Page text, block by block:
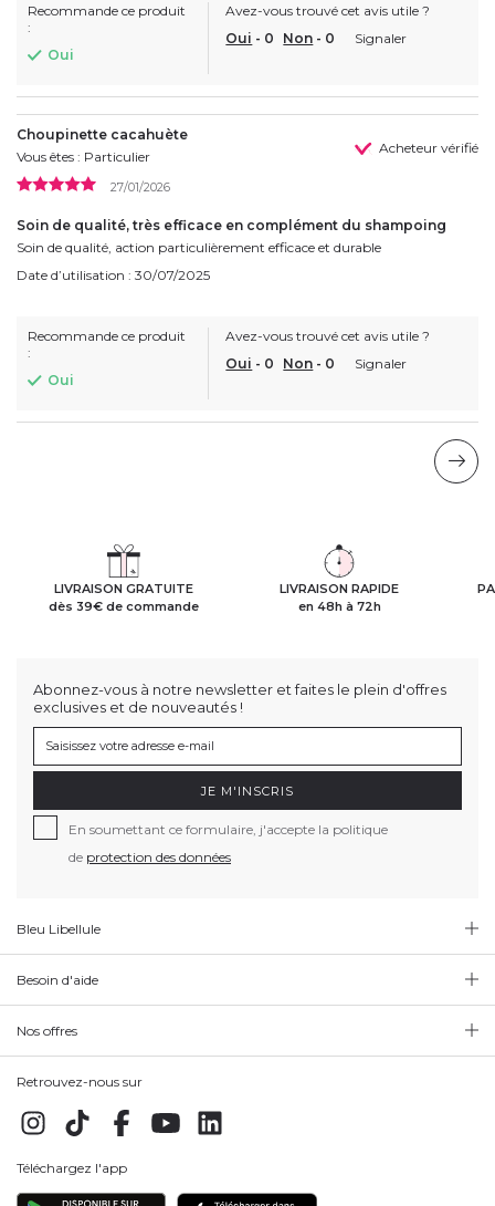
Recommande ce produit
:
Oui
Avez-vous trouvé cet avis utile ?
Oui - 0 Non - 0 Signaler
Choupinette cacahuète
Vous êtes : Particulier
Acheteur vérifié
27/01/2026
Soin de qualité, très efficace en complément du shampoing
Soin de qualité, action particulièrement efficace et durable
Date d’utilisation : 30/07/2025
Recommande ce produit
:
Oui
Avez-vous trouvé cet avis utile ?
Oui - 0 Non - 0 Signaler
LIVRAISON GRATUITE
dès 39€ de commande
LIVRAISON RAPIDE
en 48h à 72h
Abonnez-vous à notre newsletter et faites le plein d'offres
exclusives et de nouveautés !
JE M'INSCRIS
En soumettant ce formulaire, j'accepte la politique
de protection des données
Bleu Libellule
Besoin d'aide
Nos offres
Retrouvez-nous sur
Téléchargez l'app